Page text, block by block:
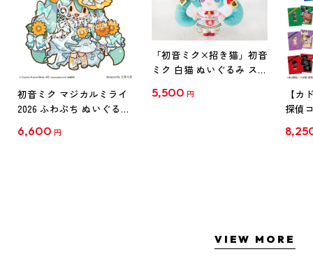
初音ミク マジカルミライ
2026 ふわぷち ぬいぐるみ
6,600 円
「初音ミク×招き猫」初音
ミク 白猫 ぬいぐるみ スタ
5,500 円
【カ
探偵
クリ
VIEW MORE